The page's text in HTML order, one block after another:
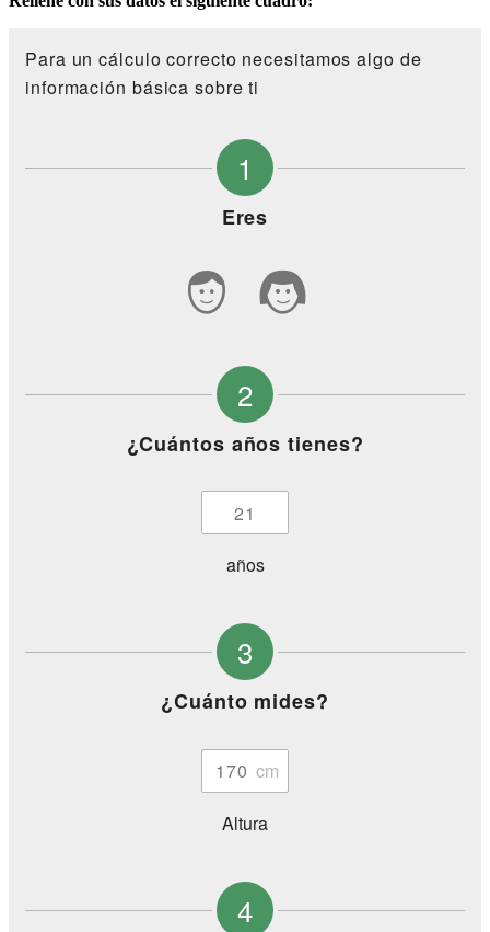
Para un cálculo correcto necesitamos algo de
información básica sobre ti
1
Eres
2
¿Cuántos años tienes?
años
3
¿Cuánto mides?
Altura
4